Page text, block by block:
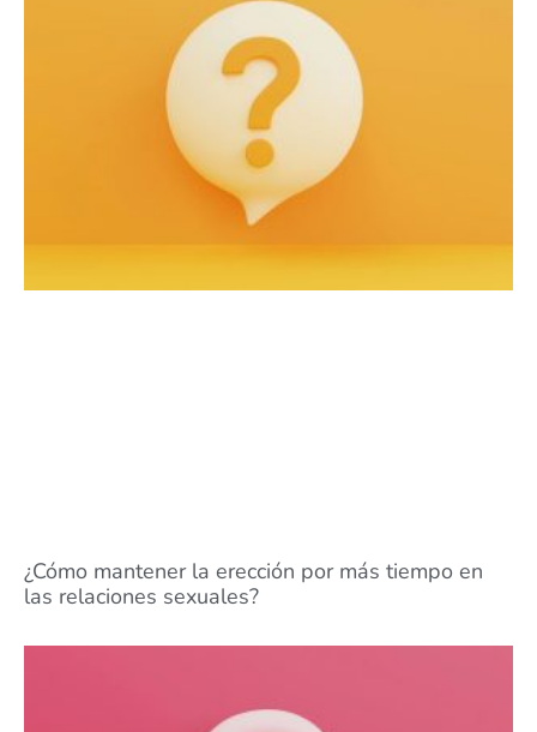
¿Cómo mantener la erección por más tiempo en
las relaciones sexuales?